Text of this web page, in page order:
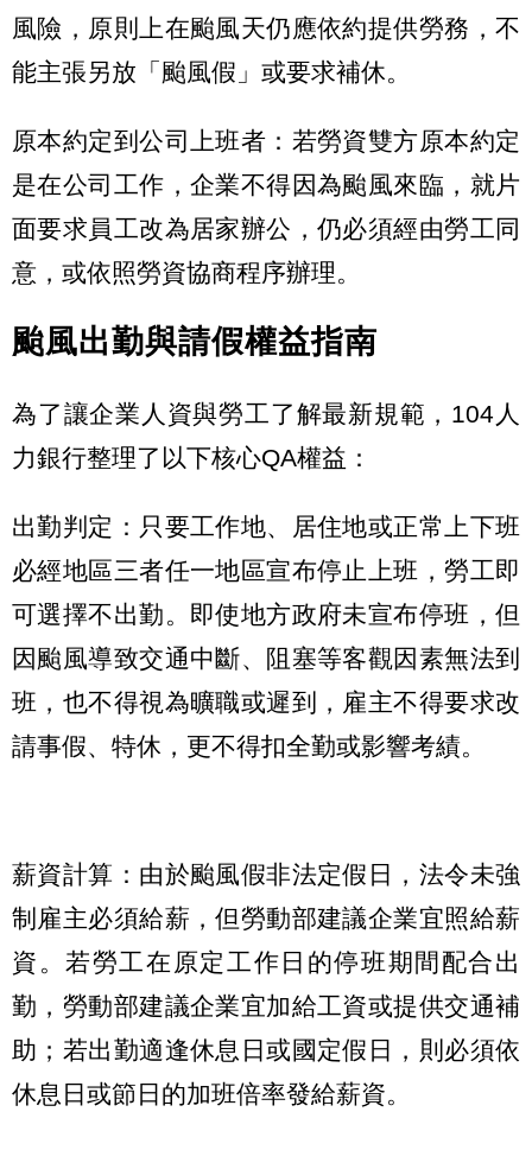
風險，原則上在颱風天仍應依約提供勞務，不
能主張另放「颱風假」或要求補休。
原本約定到公司上班者：若勞資雙方原本約定
是在公司工作，企業不得因為颱風來臨，就片
面要求員工改為居家辦公，仍必須經由勞工同
意，或依照勞資協商程序辦理。
颱風出勤與請假權益指南
為了讓企業人資與勞工了解最新規範，104人
力銀行整理了以下核心QA權益：
出勤判定：只要工作地、居住地或正常上下班
必經地區三者任一地區宣布停止上班，勞工即
可選擇不出勤。即使地方政府未宣布停班，但
因颱風導致交通中斷、阻塞等客觀因素無法到
班，也不得視為曠職或遲到，雇主不得要求改
請事假、特休，更不得扣全勤或影響考績。
薪資計算：由於颱風假非法定假日，法令未強
制雇主必須給薪，但勞動部建議企業宜照給薪
資。若勞工在原定工作日的停班期間配合出
勤，勞動部建議企業宜加給工資或提供交通補
助；若出勤適逢休息日或國定假日，則必須依
休息日或節日的加班倍率發給薪資。